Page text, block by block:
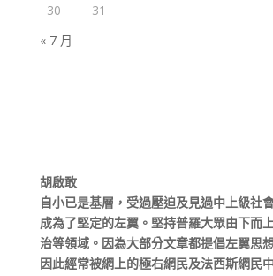
30
31
« 7 月
胡啟敢
自小已是基層，受過壓迫及見過中上級社
成為了堅定的左翼。堅持普羅大眾由下而
治等領域。因為大部分文章都提倡左翼思
因此經常被網上的極右網民及法西斯網民